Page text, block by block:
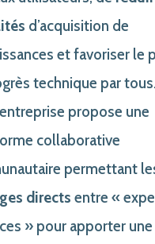
d’acquisition de
et favoriser le
technique par
propose une
collaborative
permettant
directs entre «
» pour apporter une